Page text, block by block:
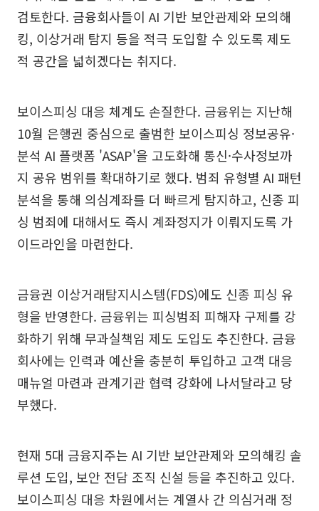
검토한다. 금융회사들이 AI 기반 보안관제와 모의해
킹, 이상거래 탐지 등을 적극 도입할 수 있도록 제도
적 공간을 넓히겠다는 취지다.
보이스피싱 대응 체계도 손질한다. 금융위는 지난해
10월 은행권 중심으로 출범한 보이스피싱 정보공유·
분석 AI 플랫폼 'ASAP'을 고도화해 통신·수사정보까
지 공유 범위를 확대하기로 했다. 범죄 유형별 AI 패턴
분석을 통해 의심계좌를 더 빠르게 탐지하고, 신종 피
싱 범죄에 대해서도 즉시 계좌정지가 이뤄지도록 가
이드라인을 마련한다.
금융권 이상거래탐지시스템(FDS)에도 신종 피싱 유
형을 반영한다. 금융위는 피싱범죄 피해자 구제를 강
화하기 위해 무과실책임 제도 도입도 추진한다. 금융
회사에는 인력과 예산을 충분히 투입하고 고객 대응
매뉴얼 마련과 관계기관 협력 강화에 나서달라고 당
부했다.
현재 5대 금융지주는 AI 기반 보안관제와 모의해킹 솔
루션 도입, 보안 전담 조직 신설 등을 추진하고 있다.
보이스피싱 대응 차원에서는 계열사 간 의심거래 정